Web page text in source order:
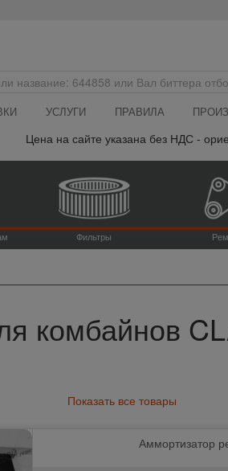
УСЛУГИ ПРАВИЛА
сайте указана без НДС -
Фильтры
комбайнов
Показать все товары
Аммортизатор